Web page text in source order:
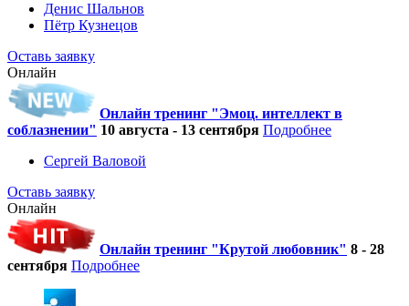
Денис Шальнов
Пётр Кузнецов
Оставь заявку
Онлайн
Онлайн тренинг "Эмоц. интеллект в
соблазнении" 10 августа - 13 сентября Подробнее
Сергей Валовой
Оставь заявку
Онлайн
Онлайн тренинг "Крутой любовник" 8 - 28
сентября Подробнее